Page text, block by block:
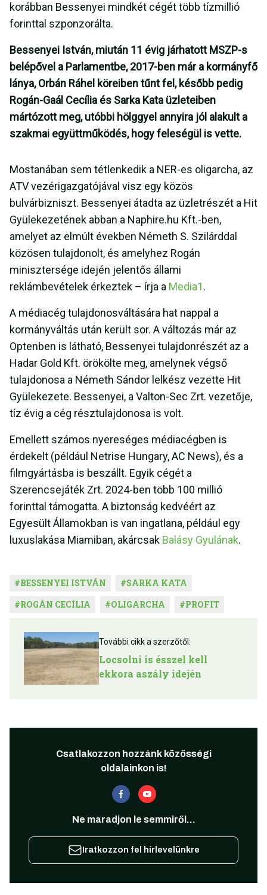
korábban Bessenyei mindkét cégét több tízmillió
forinttal szponzorálta.
Bessenyei István, miután 11 évig járhatott MSZP-s
belépővel a Parlamentbe, 2017-ben már a kormányfő
lánya, Orbán Ráhel köreiben tűnt fel, később pedig
Rogán-Gaál Cecília és Sarka Kata üzleteiben
mártózott meg, utóbbi hölggyel annyira jól alakult a
szakmai együttműködés, hogy feleségül is vette.
Mostanában sem tétlenkedik a NER-es oligarcha, az
ATV vezérigazgatójával visz egy közös
bulvárbizniszt. Bessenyei átadta az üzletrészét a Hit
Gyülekezetének abban a Naphire.hu Kft.-ben,
amelyet az elmúlt években Németh S. Szilárddal
közösen tulajdonolt, és amelyhez Rogán
minisztersége idején jelentős állami
reklámbevételek érkeztek – írja a Media1.
A médiacég tulajdonosváltására hat nappal a
kormányváltás után került sor. A változás már az
Optenben is látható, Bessenyei tulajdonrészét az a
Hadar Gold Kft. örökölte meg, amelynek végső
tulajdonosa a Németh Sándor lelkész vezette Hit
Gyülekezete. Bessenyei, a Valton-Sec Zrt. vezetője,
tíz évig a cég résztulajdonosa is volt.
Emellett számos nyereséges médiacégben is
érdekelt (például Netrise Hungary, AC News), és a
filmgyártásba is beszállt. Egyik cégét a
Szerencsejáték Zrt. 2024-ben több 100 millió
forinttal támogatta. A biztonság kedvéért az
Egyesült Államokban is van ingatlana, például egy
luxuslakása Miamiban, akárcsak Balásy Gyulának.
#BESSENYEI ISTVÁN #SARKA KATA
#ROGÁN CECÍLIA #OLIGARCHA #PROFIT
További cikk a szerzőtől:
Locsolni is ésszel kell
ekkora aszály idején
Csatlakozzon hozzánk közösségi
oldalainkon is!
Ne maradjon le semmiről...
Iratkozzon fel hírlevelünkre